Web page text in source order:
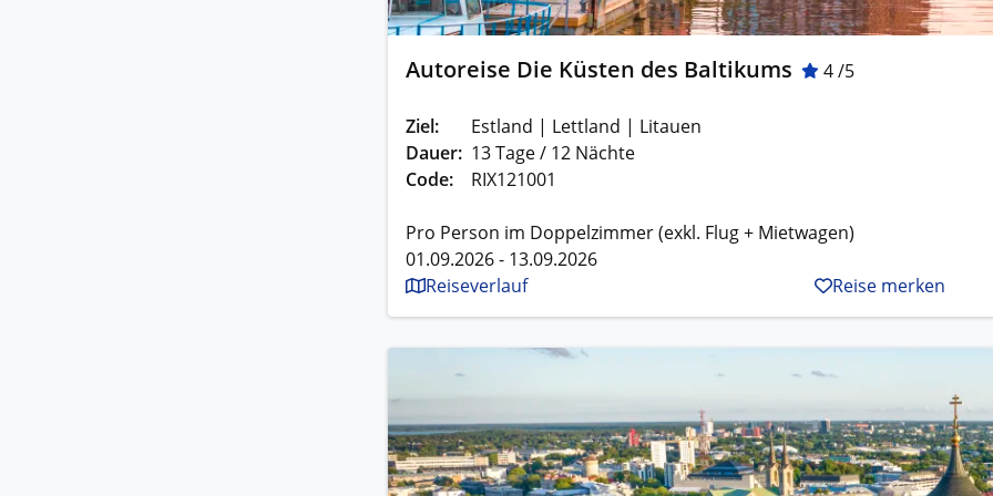
Autoreise Die Küsten des Baltikums 4 /5
Ziel:
Estland | Lettland | Litauen
Dauer: 13 Tage / 12 Nächte
Code:
RIX121001
Pro Person im Doppelzimmer (exkl. Flug + Mietwagen)
01.09.2026 - 13.09.2026
Reiseverlauf
Reise merken